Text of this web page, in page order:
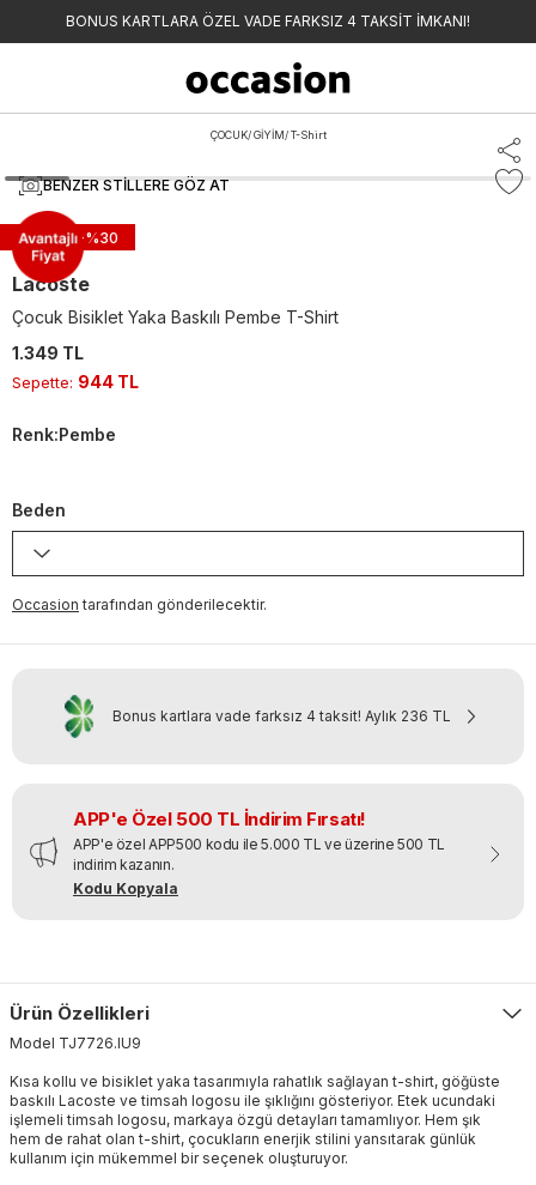
BONUS KARTLARA ÖZEL VADE FARKSIZ 4 TAKSİT İMKANI!
ÇOCUK/ GİYİM/ T-Shirt
BENZER STILLERE GÖZ AT
Sepette -%30
Lacoste
Çocuk Bisiklet Yaka Baskılı Pembe T-Shirt
1.349 TL
Sepette: 944 TL
Renk:Pembe
Beden
Occasion tarafından gönderilecektir.
Bonus kartlara vade farksız 4 taksit! Aylık 236 TL
APP'e Özel 500 TL İndirim Fırsatı!
APP'e özel APP500 kodu ile 5.000 TL ve üzerine 500 TL
indirim kazanın.
Kodu Kopyala
Ürün Özellikleri
Model TJ7726.IU9
Kısa kollu ve bisiklet yaka tasarımıyla rahatlık sağlayan t-shirt, göğüste
baskılı Lacoste ve timsah logosu ile şıklığını gösteriyor. Etek ucundaki
işlemeli timsah logosu, markaya özgü detayları tamamlıyor. Hem şık
hem de rahat olan t-shirt, çocukların enerjik stilini yansıtarak günlük
kullanım için mükemmel bir seçenek oluşturuyor.